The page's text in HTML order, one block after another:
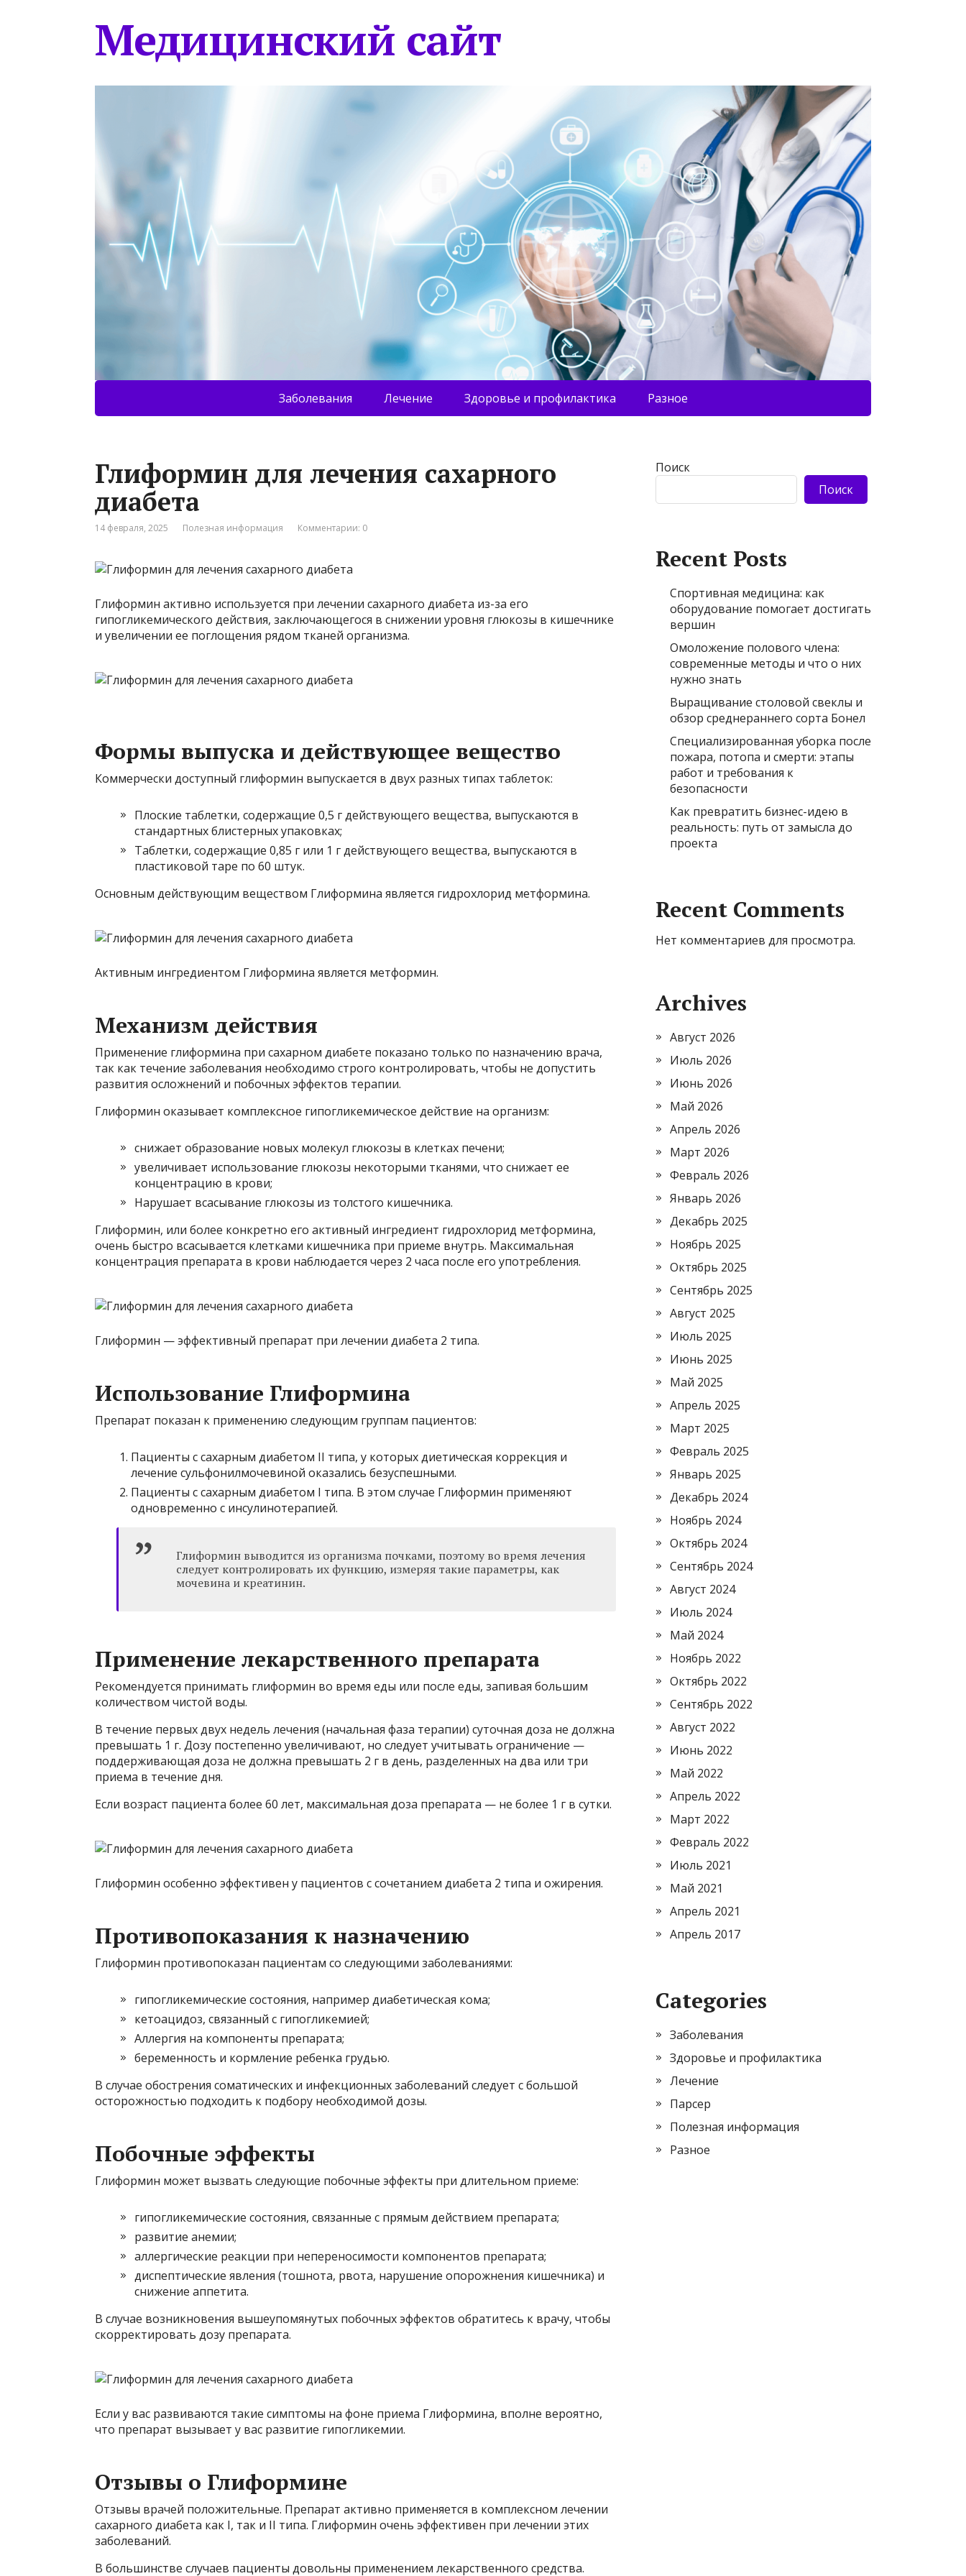
Медицинский сайт
Заболевания Лечение Здоровье и профилактика Разное
Глиформин для лечения сахарного
диабета
14 февраля, 2025 Полезная информация Комментарии: 0
Глиформин активно используется при лечении сахарного диабета из-за его
гипогликемического действия, заключающегося в снижении уровня глюкозы в кишечнике
и увеличении ее поглощения рядом тканей организма.
Формы выпуска и действующее вещество
Коммерчески доступный глиформин выпускается в двух разных типах таблеток:
Плоские таблетки, содержащие 0,5 г действующего вещества, выпускаются в
стандартных блистерных упаковках;
Таблетки, содержащие 0,85 г или 1 г действующего вещества, выпускаются в
пластиковой таре по 60 штук.
Основным действующим веществом Глиформина является гидрохлорид метформина.
Активным ингредиентом Глиформина является метформин.
Механизм действия
Применение глиформина при сахарном диабете показано только по назначению врача,
так как течение заболевания необходимо строго контролировать, чтобы не допустить
развития осложнений и побочных эффектов терапии.
Глиформин оказывает комплексное гипогликемическое действие на организм:
снижает образование новых молекул глюкозы в клетках печени;
увеличивает использование глюкозы некоторыми тканями, что снижает ее
концентрацию в крови;
Нарушает всасывание глюкозы из толстого кишечника.
Глиформин, или более конкретно его активный ингредиент гидрохлорид метформина,
очень быстро всасывается клетками кишечника при приеме внутрь. Максимальная
концентрация препарата в крови наблюдается через 2 часа после его употребления.
Глиформин — эффективный препарат при лечении диабета 2 типа.
Использование Глиформина
Препарат показан к применению следующим группам пациентов:
Пациенты с сахарным диабетом II типа, у которых диетическая коррекция и
лечение сульфонилмочевиной оказались безуспешными.
Пациенты с сахарным диабетом I типа. В этом случае Глиформин применяют
одновременно с инсулинотерапией.
Глиформин выводится из организма почками, поэтому во время лечения
следует контролировать их функцию, измеряя такие параметры, как
мочевина и креатинин.
Применение лекарственного препарата
Рекомендуется принимать глиформин во время еды или после еды, запивая большим
количеством чистой воды.
В течение первых двух недель лечения (начальная фаза терапии) суточная доза не должна
превышать 1 г. Дозу постепенно увеличивают, но следует учитывать ограничение —
поддерживающая доза не должна превышать 2 г в день, разделенных на два или три
приема в течение дня.
Если возраст пациента более 60 лет, максимальная доза препарата — не более 1 г в сутки.
Глиформин особенно эффективен у пациентов с сочетанием диабета 2 типа и ожирения.
Противопоказания к назначению
Глиформин противопоказан пациентам со следующими заболеваниями:
гипогликемические состояния, например диабетическая кома;
кетоацидоз, связанный с гипогликемией;
Аллергия на компоненты препарата;
беременность и кормление ребенка грудью.
В случае обострения соматических и инфекционных заболеваний следует с большой
осторожностью подходить к подбору необходимой дозы.
Побочные эффекты
Глиформин может вызвать следующие побочные эффекты при длительном приеме:
гипогликемические состояния, связанные с прямым действием препарата;
развитие анемии;
аллергические реакции при непереносимости компонентов препарата;
диспептические явления (тошнота, рвота, нарушение опорожнения кишечника) и
снижение аппетита.
В случае возникновения вышеупомянутых побочных эффектов обратитесь к врачу, чтобы
скорректировать дозу препарата.
Если у вас развиваются такие симптомы на фоне приема Глиформина, вполне вероятно,
что препарат вызывает у вас развитие гипогликемии.
Отзывы о Глиформине
Отзывы врачей положительные. Препарат активно применяется в комплексном лечении
сахарного диабета как I, так и II типа. Глиформин очень эффективен при лечении этих
заболеваний.
В большинстве случаев пациенты довольны применением лекарственного средства.
Поиск
Поиск
Recent Posts
Спортивная медицина: как
оборудование помогает достигать
вершин
Омоложение полового члена:
современные методы и что о них
нужно знать
Выращивание столовой свеклы и
обзор среднераннего сорта Бонел
Специализированная уборка после
пожара, потопа и смерти: этапы
работ и требования к
безопасности
Как превратить бизнес-идею в
реальность: путь от замысла до
проекта
Recent Comments
Нет комментариев для просмотра.
Archives
Август 2026
Июль 2026
Июнь 2026
Май 2026
Апрель 2026
Март 2026
Февраль 2026
Январь 2026
Декабрь 2025
Ноябрь 2025
Октябрь 2025
Сентябрь 2025
Август 2025
Июль 2025
Июнь 2025
Май 2025
Апрель 2025
Март 2025
Февраль 2025
Январь 2025
Декабрь 2024
Ноябрь 2024
Октябрь 2024
Сентябрь 2024
Август 2024
Июль 2024
Май 2024
Ноябрь 2022
Октябрь 2022
Сентябрь 2022
Август 2022
Июнь 2022
Май 2022
Апрель 2022
Март 2022
Февраль 2022
Июль 2021
Май 2021
Апрель 2021
Апрель 2017
Categories
Заболевания
Здоровье и профилактика
Лечение
Парсер
Полезная информация
Разное